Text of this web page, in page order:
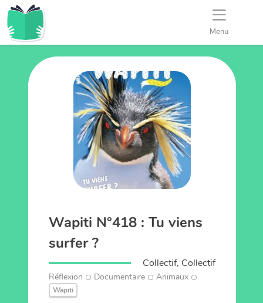
Menu
Wapiti N°418 : Tu viens
surfer ?
Collectif, Collectif
Réflexion Documentaire Animaux
Wapiti